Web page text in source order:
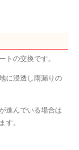
トの交換です。
に浸透し雨漏りの
進んでいる場合は
す。